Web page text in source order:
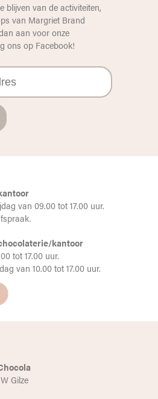
blijven van de activiteiten,
van Margriet Brand
aan voor onze
ons op Facebook!
van 09.00 tot 17.00 uur.
kantoor
tot 17.00 uur.
van 10.00 tot 17.00 uur.
Gilze